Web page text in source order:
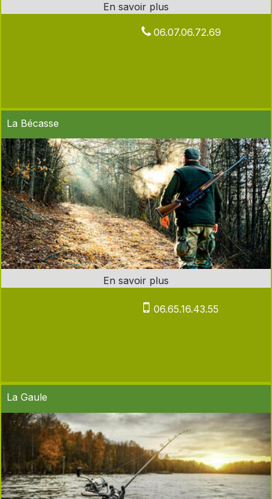
06.07.06.72.69
La Bécasse
06.65.16.43.55
La Gaule